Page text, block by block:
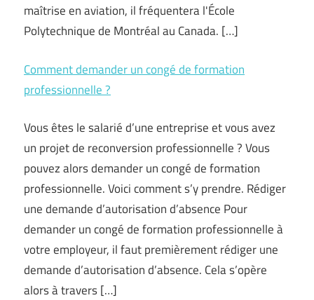
maîtrise en aviation, il fréquentera l'École
Polytechnique de Montréal au Canada. […]
Comment demander un congé de formation
professionnelle ?
Vous êtes le salarié d’une entreprise et vous avez
un projet de reconversion professionnelle ? Vous
pouvez alors demander un congé de formation
professionnelle. Voici comment s’y prendre. Rédiger
une demande d’autorisation d’absence Pour
demander un congé de formation professionnelle à
votre employeur, il faut premièrement rédiger une
demande d’autorisation d’absence. Cela s’opère
alors à travers […]